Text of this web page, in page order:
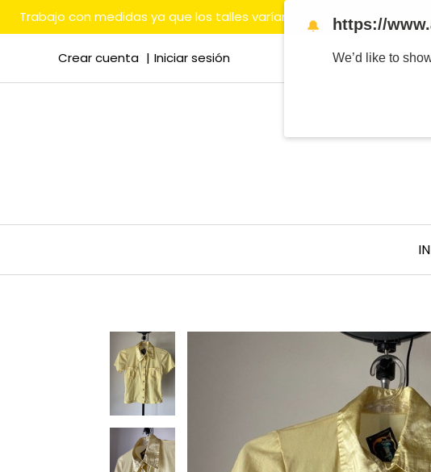
Trabajo con medidas ya que los talles varían mucho entre
Crear cuenta Iniciar sesión
🔔 https://
We’d like to